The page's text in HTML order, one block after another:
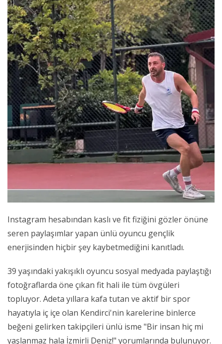
Instagram hesabından kaslı ve fit fiziğini gözler önüne
seren paylaşımlar yapan ünlü oyuncu gençlik
enerjisinden hiçbir şey kaybetmediğini kanıtladı.
39 yaşındaki yakışıklı oyuncu sosyal medyada paylaştığı
fotoğraflarda öne çıkan fit hali ile tüm övgüleri
topluyor. Adeta yıllara kafa tutan ve aktif bir spor
hayatıyla iç içe olan Kendirci'nin karelerine binlerce
beğeni gelirken takipçileri ünlü isme "Bir insan hiç mi
yaşlanmaz hala İzmirli Deniz!" yorumlarında bulunuyor.